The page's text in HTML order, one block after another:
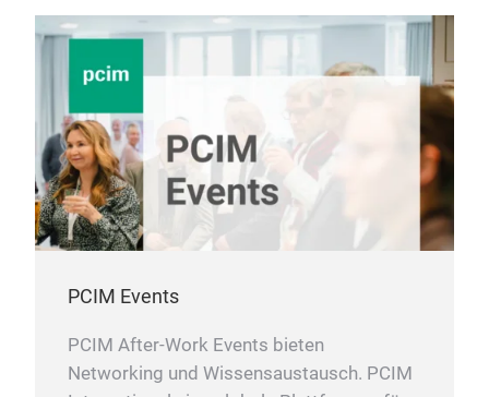
PCIM Events
PCIM After-Work Events bieten
Networking und Wissensaustausch. PCIM